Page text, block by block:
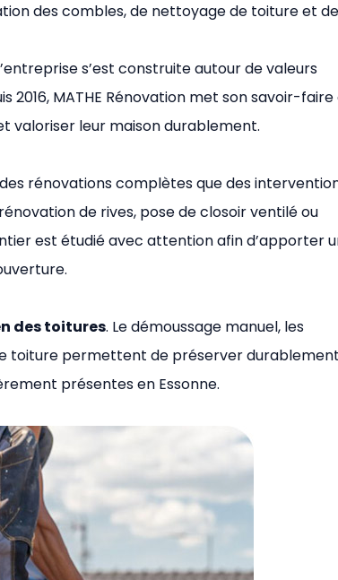
des combles, de nettoyage de toiture et de
s’est construite autour de valeurs
2016, MATHE Rénovation met son savoir-faire
valoriser leur maison durablement.
rénovations complètes que des
de rives, pose de closoir ventilé ou
est étudié avec attention afin d’apporter
des toitures. Le démoussage manuel, les
toiture permettent de préserver
présentes en Essonne.